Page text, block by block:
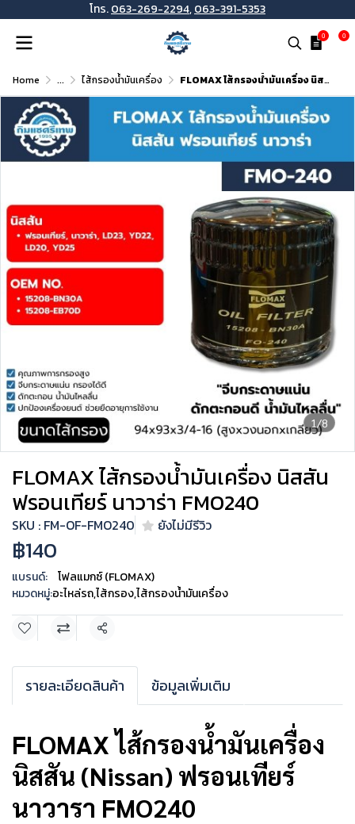
โทร.063-269-2294,063-391-5353
0 0
Home ... ไส้กรองน้ำมันเครื่อง FLOMAX ไส้กรองน้ำมันเครื่อง นิสสัน ฟรอนเทียร์ นาวาร่า FMO240
1/8
FLOMAX ไส้กรองน้ำมันเครื่อง นิสสัน
ฟรอนเทียร์ นาวาร่า FMO240
SKU : FM-OF-FMO240 ยังไม่มีรีวิว
฿140
แบรนด์:
โฟลแมกซ์ (FLOMAX)
หมวดหมู่:อะไหล่รถ,ไส้กรอง,ไส้กรองน้ำมันเครื่อง
แชร์
รายละเอียดสินค้า ข้อมูลเพิ่มเติม
FLOMAX ไส้กรองน้ำมันเครื่อง
นิสสัน (Nissan) ฟรอนเทียร์
นาวารา FMO240